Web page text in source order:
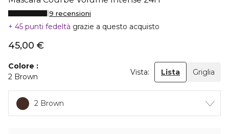
9 recensioni
45 punti fedeltà grazie a questo acquisto
45,00 €
Colore
2 Brown
Vista: Lista Griglia
2 Brown